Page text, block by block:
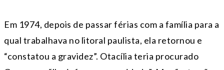
Em 1974, depois de passar férias com a família para a
qual trabalhava no litoral paulista, ela retornou e
“constatou a gravidez”. Otacília teria procurado